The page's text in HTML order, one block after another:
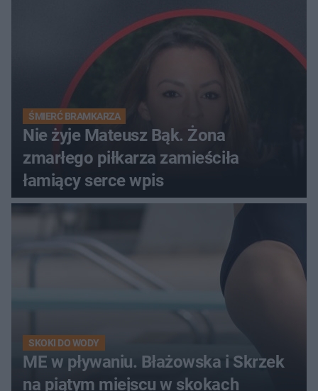
ŚMIERĆ BRAMKARZA
Nie żyje Mateusz Bąk. Żona
zmarłego piłkarza zamieściła
łamiący serce wpis
SKOKI DO WODY
ME w pływaniu. Błażowska i Skrzek
na piątym miejscu w skokach